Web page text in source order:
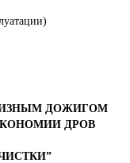
ДОЖИГОМ
ДРОВ